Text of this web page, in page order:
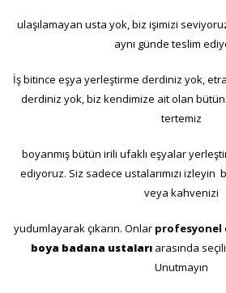
ulaşılamayan usta yok, biz işimizi
aynı günde teslim
İş bitince eşya yerleştirme derdiniz yok,
derdiniz yok, biz kendimize ait olan bütün
tertemiz
boyanmış bütün irili ufaklı eşyalar
ediyoruz. Siz sadece ustalarımızı izleyin
veya kahvenizi
yudumlayarak çıkarın. Onlar profesyonel
boya badana ustaları arasında
Unutmayın